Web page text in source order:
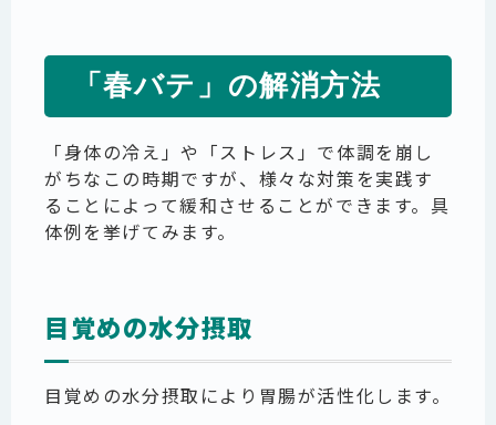
「春バテ」の解消方法
「身体の冷え」や「ストレス」で体調を崩し
がちなこの時期ですが、様々な対策を実践す
ることによって緩和させることができます。具
体例を挙げてみます。
目覚めの水分摂取
目覚めの水分摂取により胃腸が活性化します。